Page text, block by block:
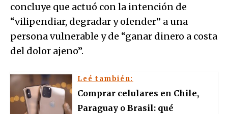
concluye que actuó con la intención de
“vilipendiar, degradar y ofender” a una
persona vulnerable y de “ganar dinero a costa
del dolor ajeno”.
Leé también:
Comprar celulares en Chile,
Paraguay o Brasil: qué